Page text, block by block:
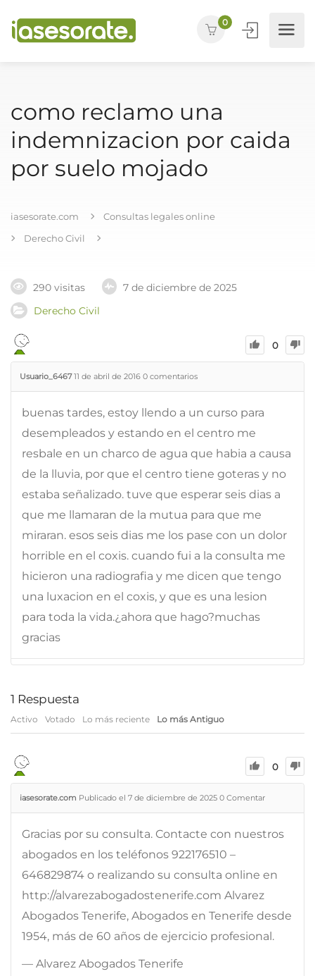
0
como reclamo una
indemnizacion por caida
por suelo mojado
iasesorate.com
Consultas legales online
Derecho Civil
290 visitas
7 de diciembre de 2025
Derecho Civil
0
Usuario_6467 11 de abril de 2016 0 comentarios
buenas tardes, estoy llendo a un curso para
desempleados y estando en el centro me
resbale en un charco de agua que habia a causa
de la lluvia, por que el centro tiene goteras y no
estaba señalizado. tuve que esperar seis dias a
que me llamaran de la mutua para que me
miraran. esos seis dias me los pase con un dolor
horrible en el coxis. cuando fui a la consulta me
hicieron una radiografia y me dicen que tengo
una luxacion en el coxis, y que es una lesion
para toda la vida.¿ahora que hago?muchas
gracias
1 Respuesta
Activo Votado Lo más reciente Lo más Antiguo
0
iasesorate.com Publicado el 7 de diciembre de 2025 0 Comentar
Gracias por su consulta. Contacte con nuestros
abogados en los teléfonos 922176510 –
646829874 o realizando su consulta online en
http://alvarezabogadostenerife.com Alvarez
Abogados Tenerife, Abogados en Tenerife desde
1954, más de 60 años de ejercicio profesional.
— Alvarez Abogados Tenerife